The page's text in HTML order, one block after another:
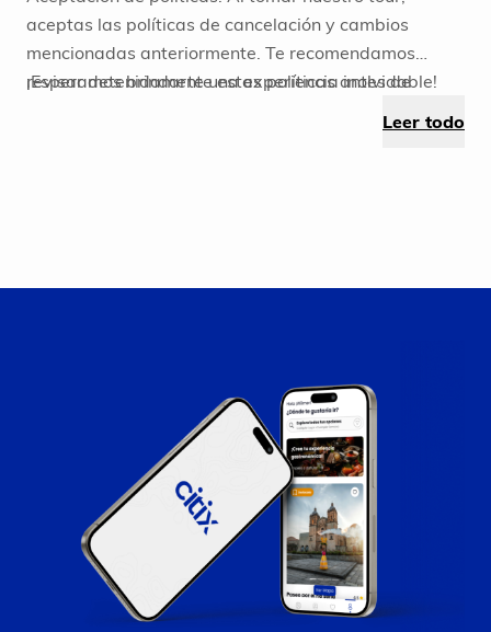
aceptas las políticas de cancelación y cambios
mencionadas anteriormente. Te recomendamos
revisar detenidamente estas políticas antes de
¡Esperamos brindarte una experiencia inolvidable!
Leer todo